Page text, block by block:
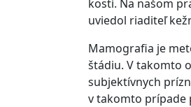
kostí. Na našom
uviedol riaditeľ
Mamografia je
štádiu. V takomto
subjektívnych
v takomto prípade